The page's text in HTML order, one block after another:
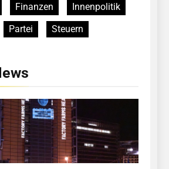
Finanzen
Innenpolitik
Partei Steuern